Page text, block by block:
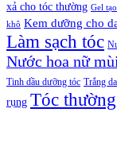
xả cho tóc thường Gel
khô Kem dưỡng cho
Làm sạch tóc
Nước hoa nữ
Tinh dầu dưỡng tóc Trắng da
rụng Tóc thường